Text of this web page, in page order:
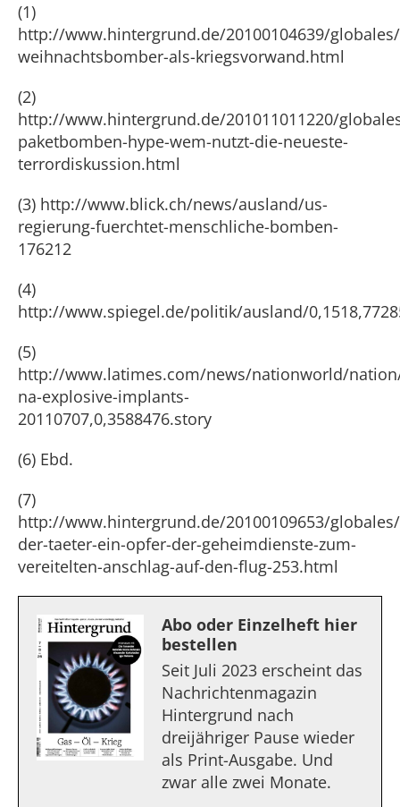
(1)
http://www.hintergrund.de/20100104639/
weihnachtsbomber-als-kriegsvorwand.html
(2)
http://www.hintergrund.de/201011011220/
paketbomben-hype-wem-nutzt-die-neueste-
terrordiskussion.html
(3) http://www.blick.ch/news/ausland/us-
regierung-fuerchtet-menschliche-bomben-
176212
(4)
http://www.spiegel.de/politik/ausland/
(5)
http://www.latimes.com/news/nationworld/
na-explosive-implants-
20110707,0,3588476.story
(6) Ebd.
(7)
http://www.hintergrund.de/20100109653/
der-taeter-ein-opfer-der-geheimdienste-zum-
vereitelten-anschlag-auf-den-flug-253.html
Abo oder Einzelheft hier
bestellen
Seit Juli 2023 erscheint das
Nachrichtenmagazin
Hintergrund nach
dreijähriger Pause wieder
als Print-Ausgabe. Und
zwar alle zwei Monate.